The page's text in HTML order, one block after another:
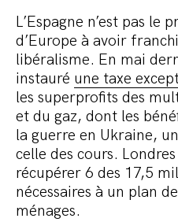
L’Espagne n’est pas le
d’Europe à avoir
libéralisme. En mai
instauré une taxe
les superprofits des
et du gaz, dont les
la guerre en Ukraine,
celle des cours.
récupérer 6 des 17,5
nécessaires à un plan
ménages.